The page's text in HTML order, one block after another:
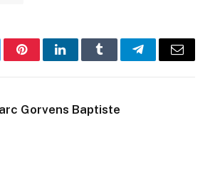
PinterestLinkedInTumblrTelegramEmail
Gorvens Baptiste